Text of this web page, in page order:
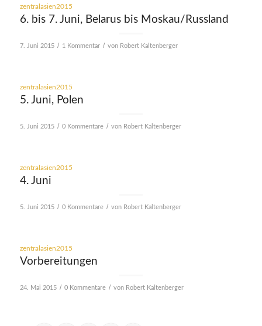
zentralasien2015
6. bis 7. Juni, Belarus bis Moskau/Russland
7. Juni 2015 / 1 Kommentar / von Robert Kaltenberger
zentralasien2015
5. Juni, Polen
5. Juni 2015 / 0 Kommentare / von Robert Kaltenberger
zentralasien2015
4. Juni
5. Juni 2015 / 0 Kommentare / von Robert Kaltenberger
zentralasien2015
Vorbereitungen
24. Mai 2015 / 0 Kommentare / von Robert Kaltenberger